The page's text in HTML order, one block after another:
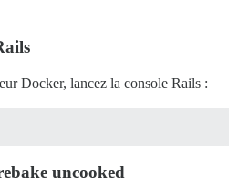
Docker, lancez la console Rails :
uncooked